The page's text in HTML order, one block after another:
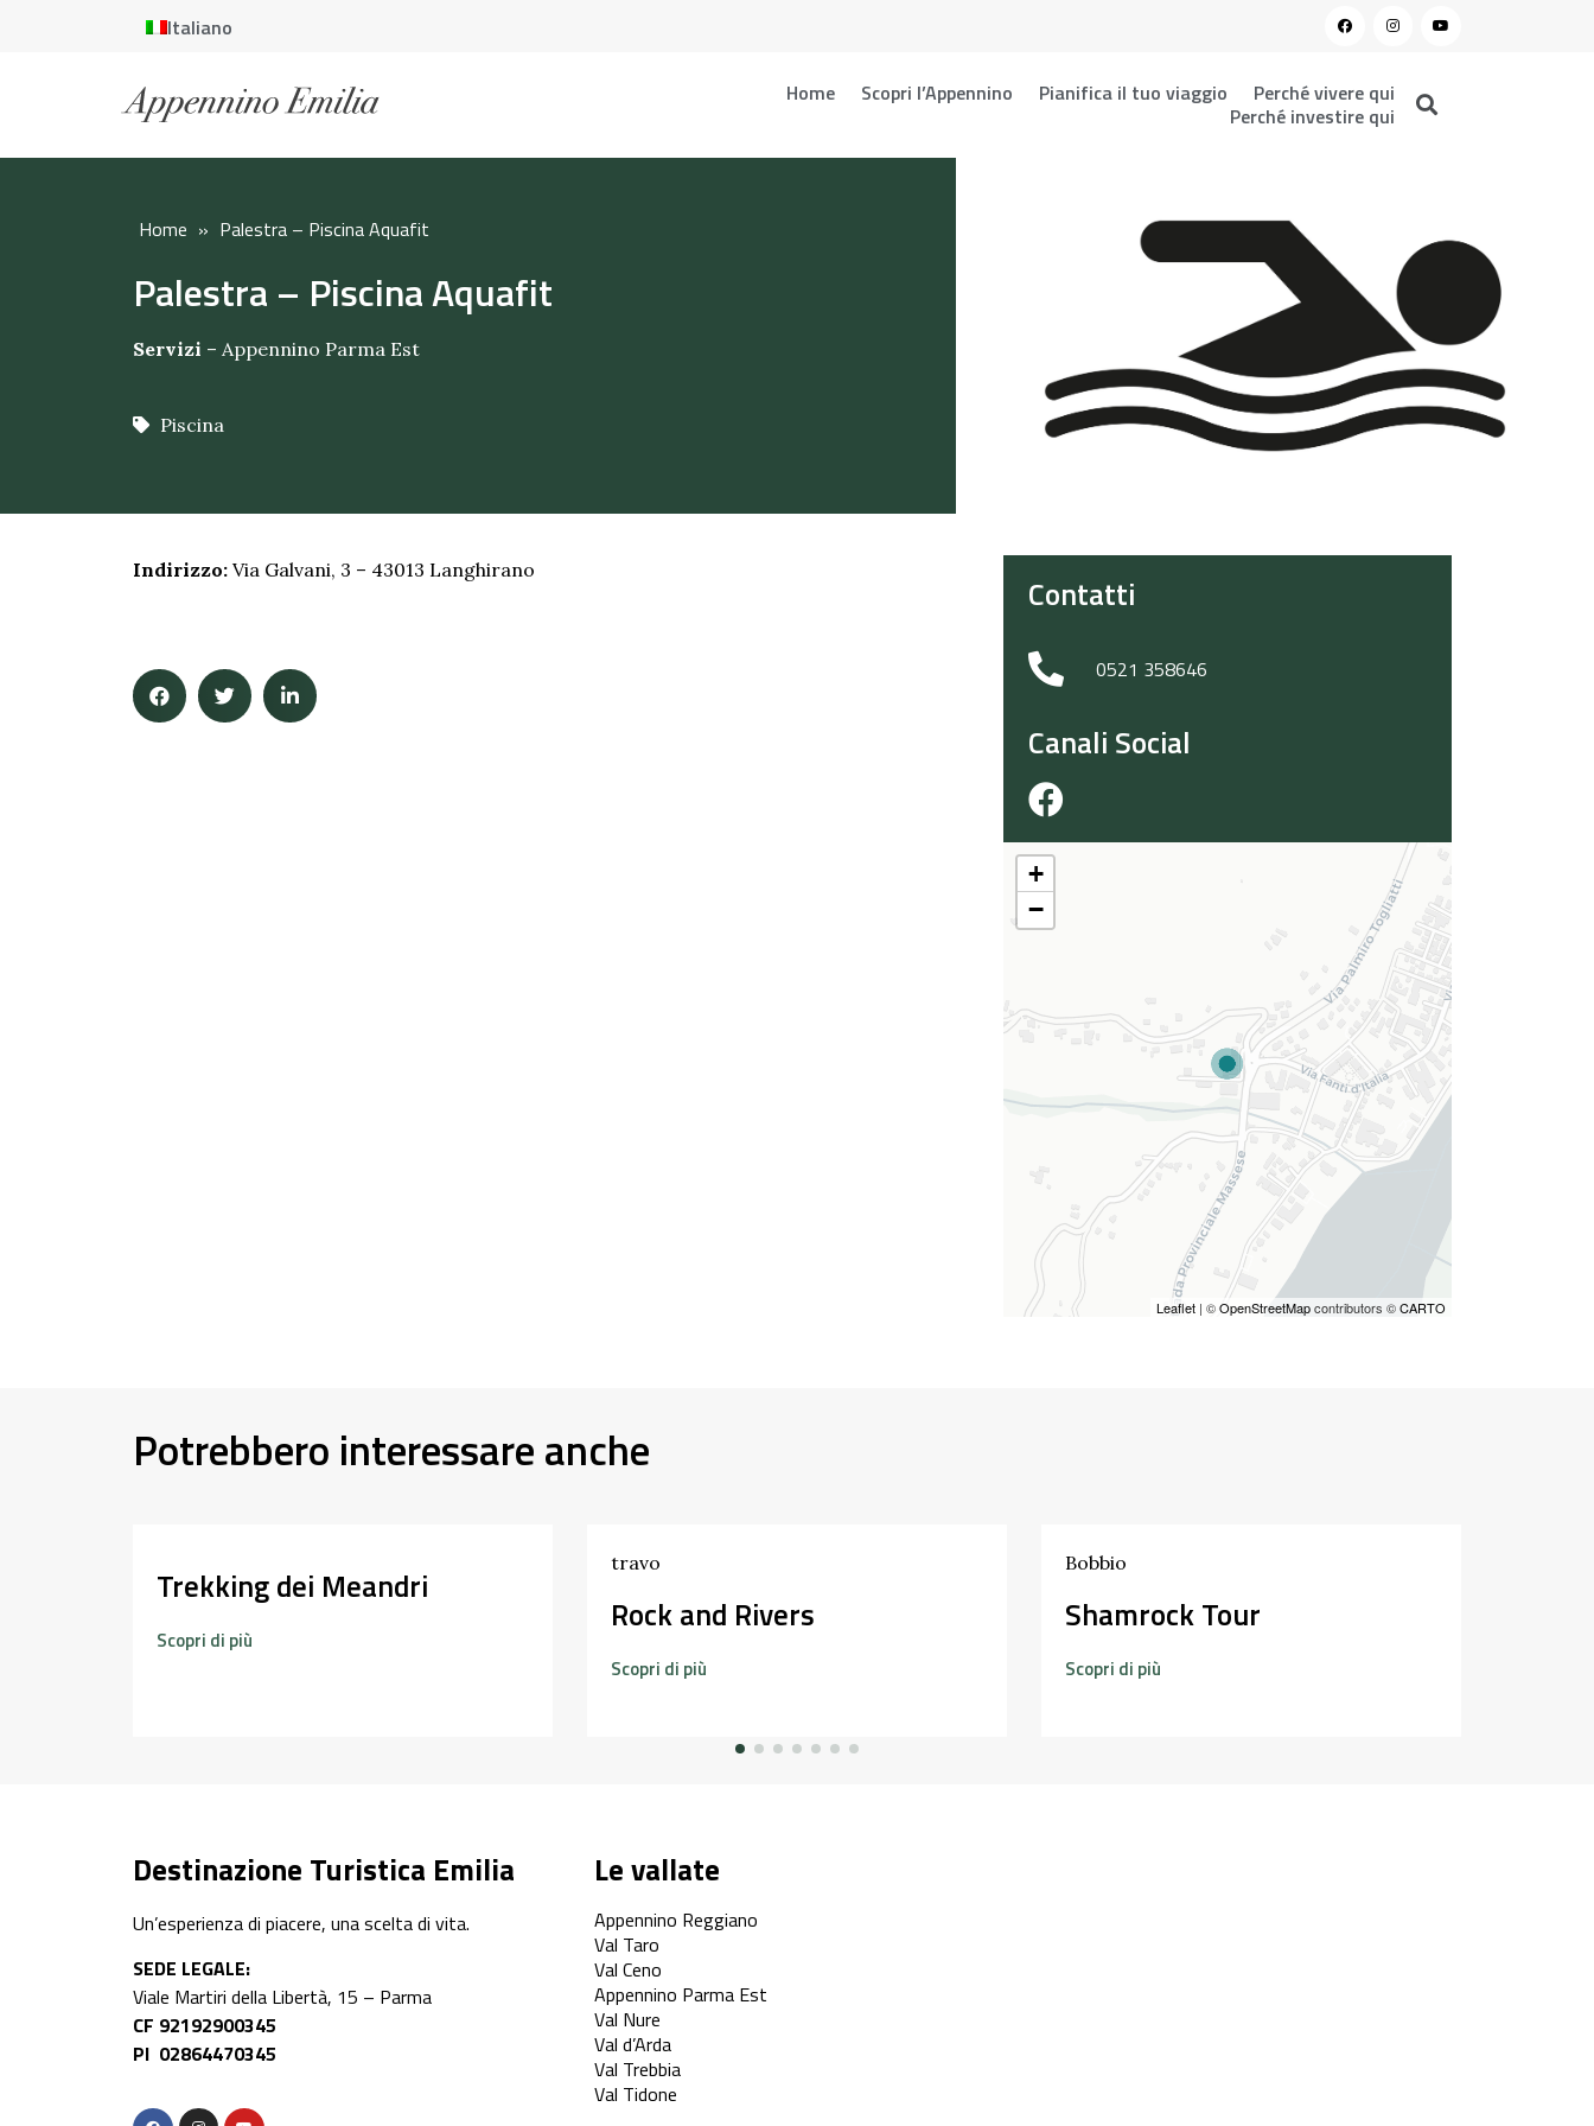
Italiano
Home Scopri l’Appennino Pianifica il tuo viaggio
Perché vivere qui
Perché investire qui
Home » Palestra – Piscina Aquafit
Palestra – Piscina Aquafit
Servizi – Appennino Parma Est
Piscina
Indirizzo: Via Galvani, 3 – 43013 Langhirano
Contatti
0521 358646
Canali Social
+
−
Leaflet | ©OpenStreetMapcontributors ©CARTO
Potrebbero interessare anche
Trekking dei Meandri
Scopri di più
travo
Rock and Rivers
Scopri di più
Bobbio
Shamrock Tour
Scopri di più
Destinazione Turistica Emilia
Un’esperienza di piacere, una scelta di vita.
SEDE LEGALE:
Viale Martiri della Libertà, 15 – Parma
CF 92192900345
PI 02864470345
Le vallate
Appennino Reggiano
Val Taro
Val Ceno
Appennino Parma Est
Val Nure
Val d’Arda
Val Trebbia
Val Tidone